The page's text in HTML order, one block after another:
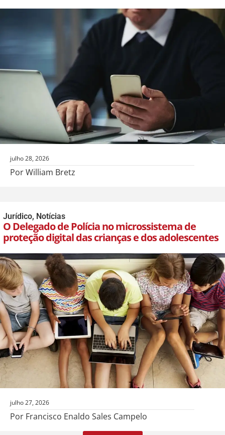
julho 28, 2026
Por William Bretz
Jurídico, Notícias
O Delegado de Polícia no microssistema de
proteção digital das crianças e dos adolescentes
julho 27, 2026
Por Francisco Enaldo Sales Campelo